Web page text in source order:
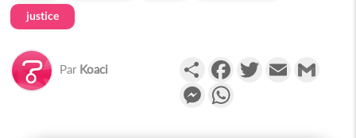
justice
Par Koaci PartagerFacebookTwitterEmail
Messenger